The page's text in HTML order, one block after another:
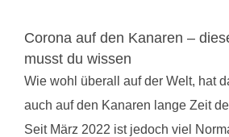
Corona auf den Kanaren –
musst du wissen
Wie wohl überall auf der Welt, hat
auch auf den Kanaren lange Zeit
Seit März 2022 ist jedoch viel